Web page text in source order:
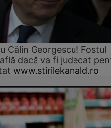
Călin Georgescu! Fostul
dacă va fi judecat
www.stirilekanald.ro